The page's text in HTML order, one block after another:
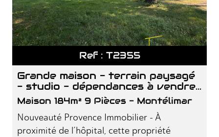
Ref : T2355
grande maison - terrain paysagé
- studio - dépendances à vendre...
Maison 184m² 9 Pièces - Montélimar
Nouveauté Provence Immobilier - À
proximité de l’hôpital, cette propriété